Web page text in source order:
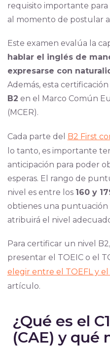
requisito importante para
al momento de postular
Este examen evalúa la
hablar el inglés de
expresarse con
Además, esta
B2 en el Marco Común
(MCER).
Cada parte del B2 First
lo tanto, es importante
anticipación para poder
esperas. El rango de
nivel es entre los 160 y
obtienes una puntuación
atribuirá el nivel
Para certificar un nivel
presentar el TOEIC o el
elegir entre el TOEFL y el
artículo.
¿Qué es el
(CAE) y qué